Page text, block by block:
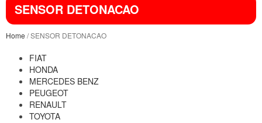
SENSOR DETONACAO
Home / SENSOR DETONACAO
FIAT
HONDA
MERCEDES BENZ
PEUGEOT
RENAULT
TOYOTA